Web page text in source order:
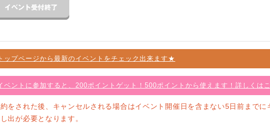
ップページから最新のイベントをチェック出来ます★
ベントに参加すると、200ポイントゲット！500ポイントから使えます！詳しくは
をされた後、キャンセルされる場合はイベント開催日を含まない5日前までに
出が必要となります。